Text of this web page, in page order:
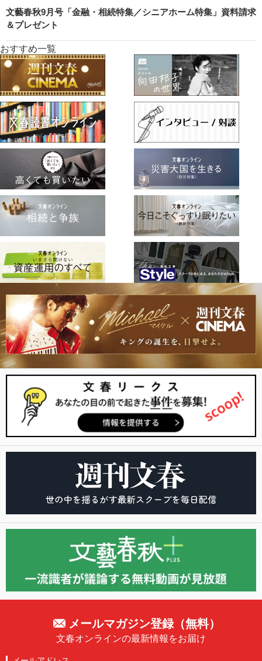
文藝春秋9月号「金融・相続特集／シニアホーム特集」資料請求
＆プレゼント
おすすめ一覧
メールマガジン登録（無料）
文春オンラインの最新情報をお届け